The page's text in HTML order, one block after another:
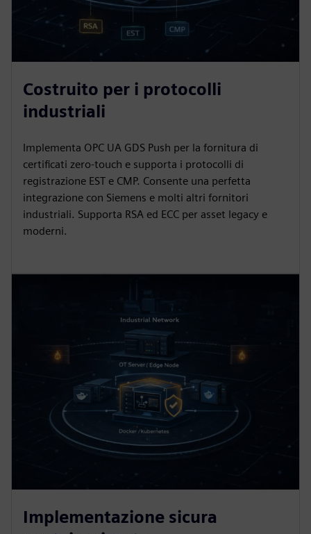
Costruito per i protocolli
industriali
Implementa OPC UA GDS Push per la fornitura di
certificati zero-touch e supporta i protocolli di
registrazione EST e CMP. Consente una perfetta
integrazione con Siemens e molti altri fornitori
industriali. Supporta RSA ed ECC per asset legacy e
moderni.
Implementazione sicura